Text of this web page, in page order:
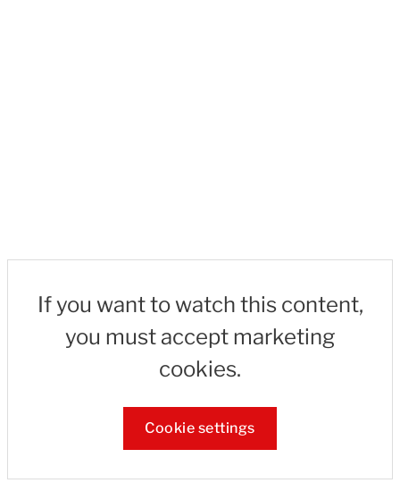
If you want to watch this content,
you must accept marketing
cookies.
Cookie settings